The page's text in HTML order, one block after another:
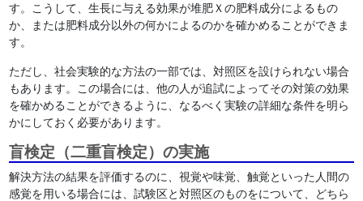
す。こうして、生長に与える効果が堆肥Ｘの肥料成分によるもの
か、または肥料成分以外の何かによるのかを確かめることができま
す。
ただし、社会実験的な方法の一部では、対照区を設けられない場合
もあります。この場合には、他の人が追試によってその対策の効果
を確かめることができるように、なるべく実験の詳細な条件を明ら
かにしておく必要があります。
盲検定（二重盲検定）の実施
解決方法の結果を評価するのに、視覚や味覚、触覚といった人間の
感覚を用いる場合には、試験区と対照区のものをについて、どちら